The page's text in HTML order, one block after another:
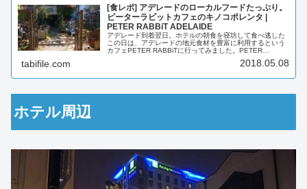
[食レポ] アデレードのローカルフードたっぷり。
ピーターラビットカフェのキノコポレンタ |
PETER RABBiT ADELAIDE
アデレード到着翌日。ホテルの朝食を寝坊して食べ逃した
この日は、アデレードの地元食材を豊富に利用するという
カフェPETER RABBiTに行ってみました。PETER
tabifile.com 2018.05.08
ホテル周辺